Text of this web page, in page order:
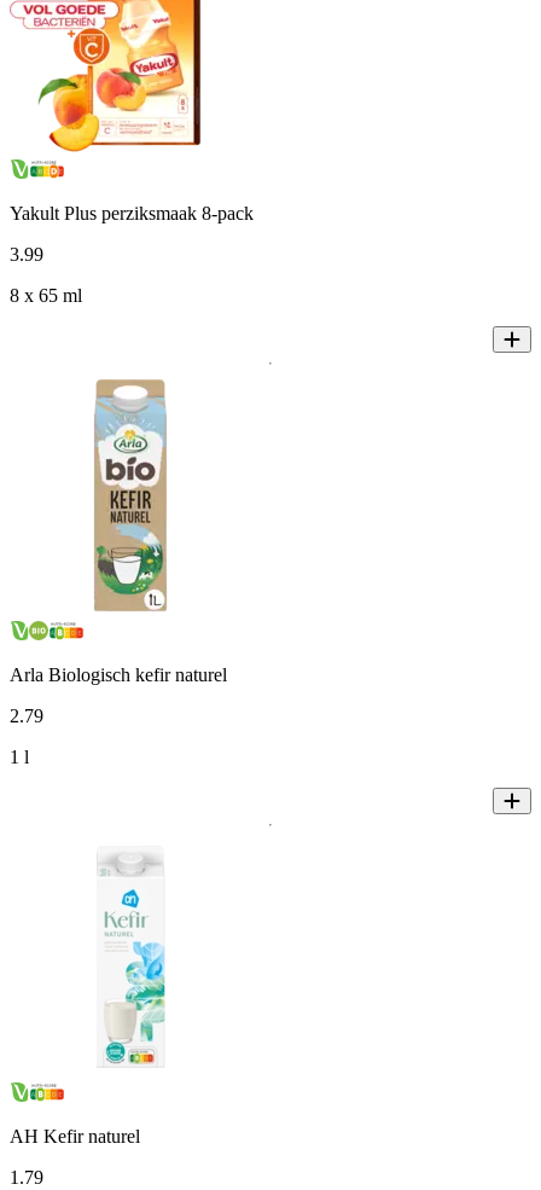
Yakult Plus perziksmaak 8-pack
3.99
8 x 65 ml
Arla Biologisch kefir naturel
2.79
1 l
AH Kefir naturel
1 .79